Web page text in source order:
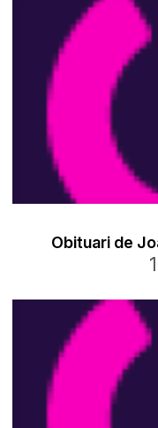
Obituari de